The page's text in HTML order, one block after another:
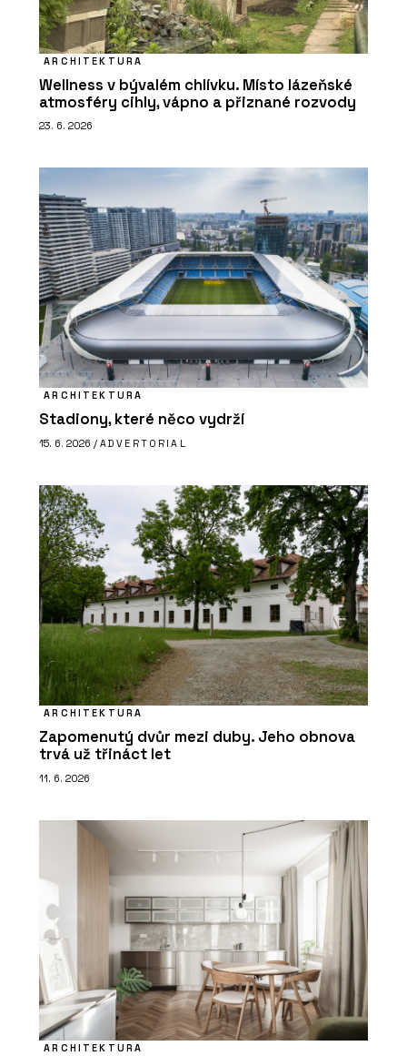
ARCHITEKTURA
Wellness v bývalém chlívku. Místo lázeňské
atmosféry cihly, vápno a přiznané rozvody
23. 6. 2026
ARCHITEKTURA
Stadiony, které něco vydrží
15. 6. 2026 / ADVERTORIAL
ARCHITEKTURA
Zapomenutý dvůr mezi duby. Jeho obnova
trvá už třináct let
11. 6. 2026
ARCHITEKTURA